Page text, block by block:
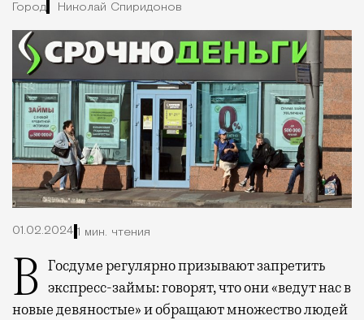
Город Николай Спиридонов
01.02.2024 1 мин. чтения
В Госдуме регулярно призывают запретить экспресс-займы: говорят, что они «ведут нас в
новые девяностые» и обращают множество людей